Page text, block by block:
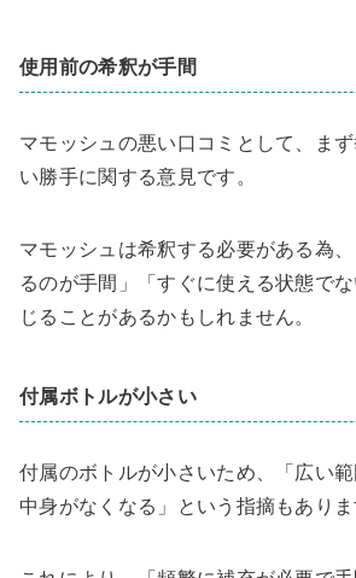
使用前の希釈が手間
マモッシュの悪い口コミとして、ま
い勝手に関する意見です。
マモッシュは希釈する必要がある為
るのが手間」「すぐに使える状態で
じることがあるかもしれません。
付属ボトルが小さい
付属のボトルが小さいため、「広い
中身がなくなる」という指摘もありま